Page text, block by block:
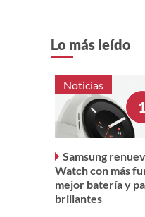
Lo más leído
Noticias
Samsung
Watch con más
mejor batería y
brillantes